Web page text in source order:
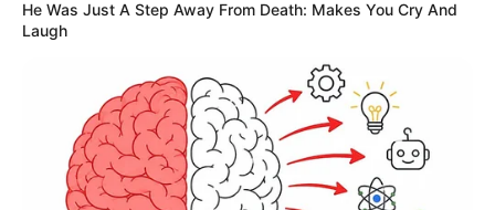
este link
COMPARTIR
ALERTA BOGOTÁ EN GOOGLE NEWS
He Was Just A Step Away From Death: Makes You Cry And
Laugh